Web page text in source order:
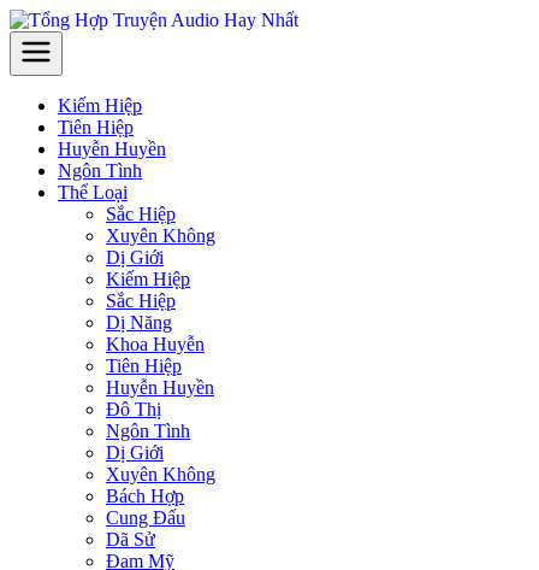
Kiếm Hiệp
Tiên Hiệp
Huyễn Huyền
Ngôn Tình
Thể Loại
Sắc Hiệp
Xuyên Không
Dị Giới
Kiếm Hiệp
Sắc Hiệp
Dị Năng
Khoa Huyễn
Tiên Hiệp
Huyễn Huyền
Đô Thị
Ngôn Tình
Dị Giới
Xuyên Không
Bách Hợp
Cung Đấu
Dã Sử
Đam Mỹ